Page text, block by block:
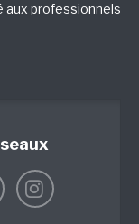
aux professionnels